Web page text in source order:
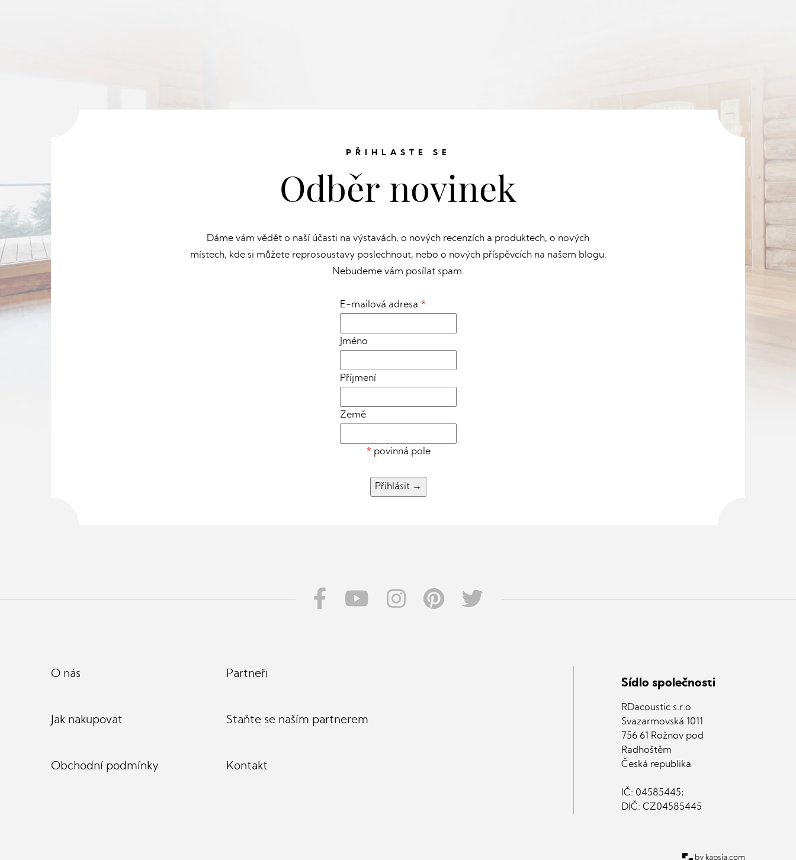
PŘIHLASTE SE
Odběr novinek
Dáme vám vědět o naší účasti na výstavách, o nových recenzích a produktech, o nových
místech, kde si můžete reprosoustavy poslechnout, nebo o nových příspěvcích na našem blogu.
Nebudeme vám posílat spam.
E-mailová adresa *
Jméno
Příjmení
Země
* povinná pole
Přihlásit →
O nás
Jak nakupovat
Obchodní podmínky
Partneři
Staňte se naším partnerem
Kontakt
Sídlo společnosti
RDacoustic s.r.o
Svazarmovská 1011
756 61 Rožnov pod
Radhoštěm
Česká republika
IČ: 04585445;
DIČ: CZ04585445
by kapsia.com